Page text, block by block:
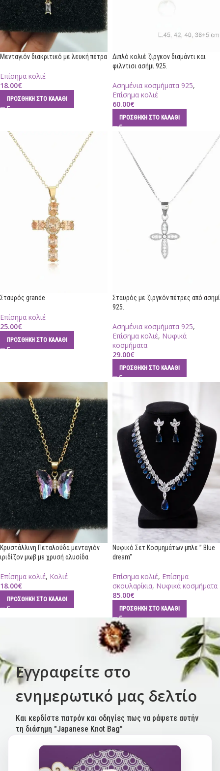
Μενταγιόν διακριτικό με λευκή πέτρα
Επίσημα κολιέ
18.00€
ΠΡΟΣΘΉΚΗ ΣΤΟ ΚΑΛΆΘΙ
Διπλό κολιέ ζιργκον διαμάντι και
φιλντισι ασήμι 925.
Ασημένια κοσμήματα 925,
Επίσημα κολιέ
60.00€
ΠΡΟΣΘΉΚΗ ΣΤΟ ΚΑΛΆΘΙ
Σταυρός grande
Επίσημα κολιέ
25.00€
ΠΡΟΣΘΉΚΗ ΣΤΟ ΚΑΛΆΘΙ
Σταυρός με ζιργκόν πέτρες από ασημί
925.
Ασημένια κοσμήματα 925,
Επίσημα κολιέ, Νυφικά
κοσμήματα
29.00€
ΠΡΟΣΘΉΚΗ ΣΤΟ ΚΑΛΆΘΙ
Κρυστάλλινη Πεταλούδα μενταγιόν
ιριδίζον μωβ με χρυσή αλυσίδα
Επίσημα κολιέ, Κολιέ
18.00€
ΠΡΟΣΘΉΚΗ ΣΤΟ ΚΑΛΆΘΙ
Νυφικό Σετ Κοσμημάτων μπλε ” Blue
dream”
Επίσημα κολιέ, Επίσημα
σκουλαρίκια, Νυφικά κοσμήματα
85.00€
ΠΡΟΣΘΉΚΗ ΣΤΟ ΚΑΛΆΘΙ
Εγγραφείτε στο
ενημερωτικό μας δελτίο
Και κερδίστε πατρόν και οδηγίες πως να ράψετε αυτήν
τη διάσημη "Japanese Knot Bag"